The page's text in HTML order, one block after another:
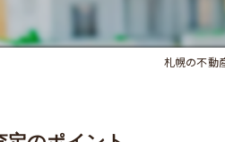
札幌の不動